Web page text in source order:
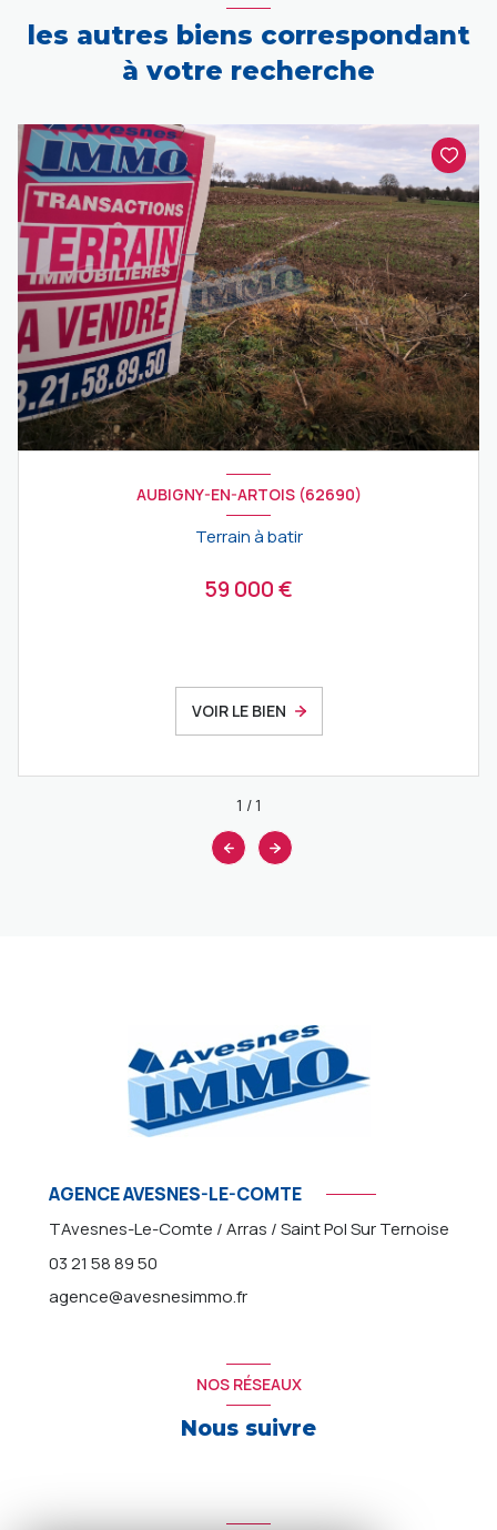
les autres biens correspondant
à votre recherche
AUBIGNY-EN-ARTOIS (62690)
Terrain à batir
59 000 €
VOIR LE BIEN
1 /1
AGENCE AVESNES-LE-COMTE
TAvesnes-Le-Comte / Arras / Saint Pol Sur Ternoise
03 21 58 89 50
agence@avesnesimmo.fr
NOS RÉSEAUX
Nous suivre